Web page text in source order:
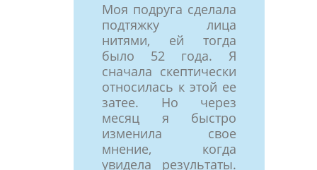
Моя подруга сделала
подтяжку лица
нитями, ей тогда
было 52 года. Я
сначала скептически
относилась к этой ее
затее. Но через
месяц я быстро
изменила свое
мнение, когда
увидела результаты.